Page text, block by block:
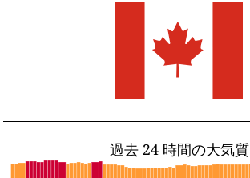
過去 24 時間の大気質